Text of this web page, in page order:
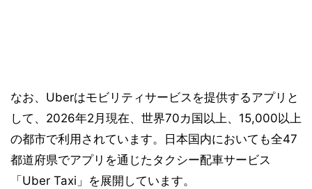
なお、Uberはモビリティサービスを提供するアプリと
して、2026年2月現在、世界70カ国以上、15,000以上
の都市で利用されています。日本国内においても全47
都道府県でアプリを通じたタクシー配車サービス
「Uber Taxi」を展開しています。